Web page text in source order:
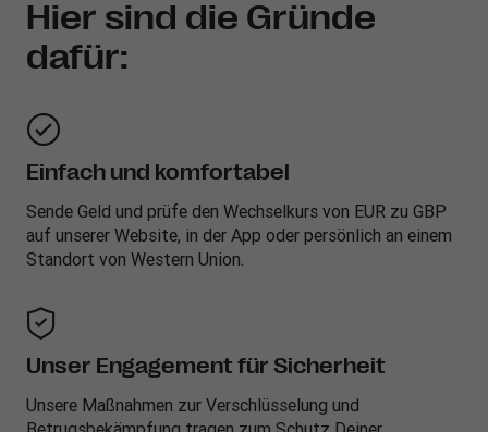
Hier sind die Gründe
dafür:
Einfach und komfortabel
Sende Geld und prüfe den Wechselkurs von EUR zu GBP
auf unserer Website, in der App oder persönlich an einem
Standort von Western Union.
Unser Engagement für Sicherheit
Unsere Maßnahmen zur Verschlüsselung und